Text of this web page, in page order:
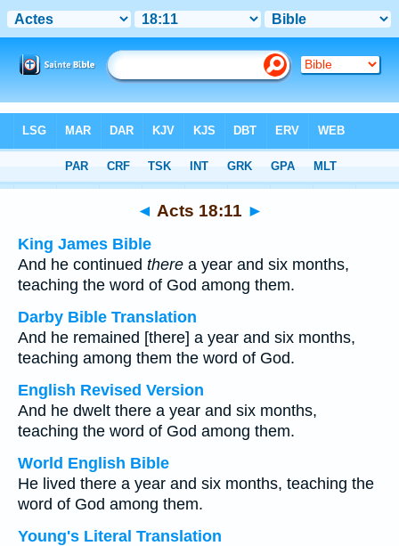
> Acts 18:11
◄ Acts 18:11 ►
King James Bible
And he continued there a year and six months,
teaching the word of God among them.
Darby Bible Translation
And he remained [there] a year and six months,
teaching among them the word of God.
English Revised Version
And he dwelt there a year and six months,
teaching the word of God among them.
World English Bible
He lived there a year and six months, teaching the
word of God among them.
Young's Literal Translation